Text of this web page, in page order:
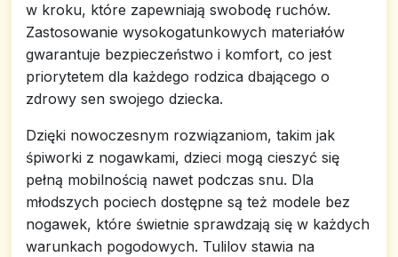
w kroku, które zapewniają swobodę ruchów.
Zastosowanie wysokogatunkowych materiałów
gwarantuje bezpieczeństwo i komfort, co jest
priorytetem dla każdego rodzica dbającego o
zdrowy sen swojego dziecka.
Dzięki nowoczesnym rozwiązaniom, takim jak
śpiworki z nogawkami, dzieci mogą cieszyć się
pełną mobilnością nawet podczas snu. Dla
młodszych pociech dostępne są też modele bez
nogawek, które świetnie sprawdzają się w każdych
warunkach pogodowych. Tulilov stawia na